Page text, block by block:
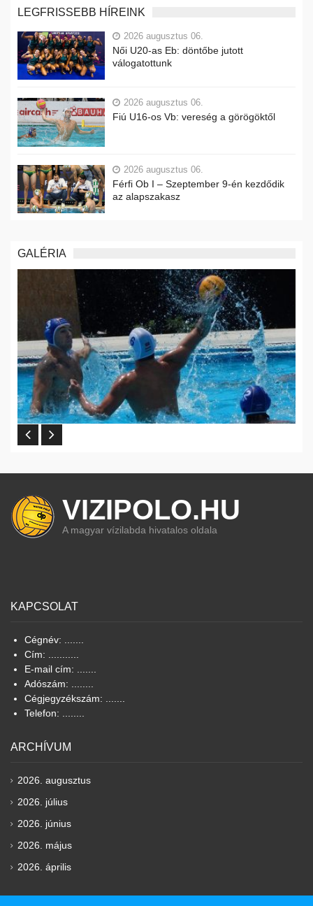
LEGFRISSEBB HÍREINK
2026 augusztus 06.
Női U20-as Eb: döntőbe jutott
válogatottunk
2026 augusztus 06.
Fiú U16-os Vb: vereség a görögöktől
2026 augusztus 06.
Férfi Ob I – Szeptember 9-én kezdődik
az alapszakasz
GALÉRIA
VIZIPOLO.HU
A magyar vízilabda hivatalos oldala
KAPCSOLAT
Cégnév: .......
Cím: ...........
E-mail cím: .......
Adószám: ........
Cégjegyzékszám: .......
Telefon: ........
ARCHÍVUM
2026. augusztus
2026. július
2026. június
2026. május
2026. április